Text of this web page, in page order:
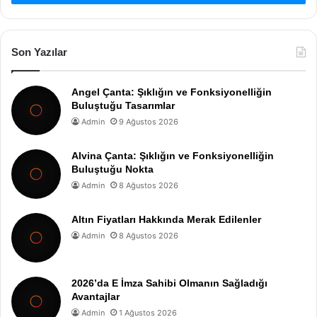
Son Yazılar
Angel Çanta: Şıklığın ve Fonksiyonelliğin
Buluştuğu Tasarımlar
Admin 9 Ağustos 2026
Alvina Çanta: Şıklığın ve Fonksiyonelliğin
Buluştuğu Nokta
Admin 8 Ağustos 2026
Altın Fiyatları Hakkında Merak Edilenler
Admin 8 Ağustos 2026
2026’da E İmza Sahibi Olmanın Sağladığı
Avantajlar
Admin 1 Ağustos 2026